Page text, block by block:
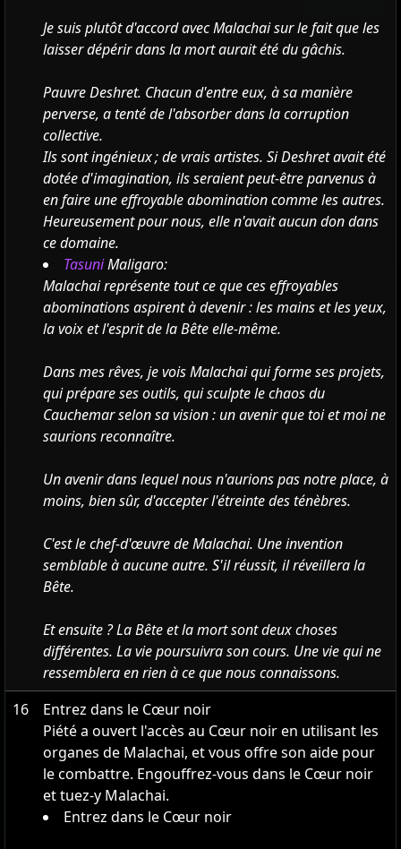
Je suis plutôt d'accord avec Malachai sur le fait que les
laisser dépérir dans la mort aurait été du gâchis.
Pauvre Deshret. Chacun d'entre eux, à sa manière
perverse, a tenté de l'absorber dans la corruption
collective.
Ils sont ingénieux ; de vrais artistes. Si Deshret avait été
dotée d'imagination, ils seraient peut-être parvenus à
en faire une effroyable abomination comme les autres.
Heureusement pour nous, elle n'avait aucun don dans
ce domaine.
TasuniMaligaro:
Malachai représente tout ce que ces effroyables
abominations aspirent à devenir : les mains et les yeux,
la voix et l'esprit de la Bête elle-même.
Dans mes rêves, je vois Malachai qui forme ses projets,
qui prépare ses outils, qui sculpte le chaos du
Cauchemar selon sa vision : un avenir que toi et moi ne
saurions reconnaître.
Un avenir dans lequel nous n'aurions pas notre place, à
moins, bien sûr, d'accepter l'étreinte des ténèbres.
C'est le chef-d'œuvre de Malachai. Une invention
semblable à aucune autre. S'il réussit, il réveillera la
Bête.
Et ensuite ? La Bête et la mort sont deux choses
différentes. La vie poursuivra son cours. Une vie qui ne
ressemblera en rien à ce que nous connaissons.
16
Entrez dans le Cœur noir
Piété a ouvert l'accès au Cœur noir en utilisant les
organes de Malachai, et vous offre son aide pour
le combattre. Engouffrez-vous dans le Cœur noir
et tuez-y Malachai.
Entrez dans le Cœur noir